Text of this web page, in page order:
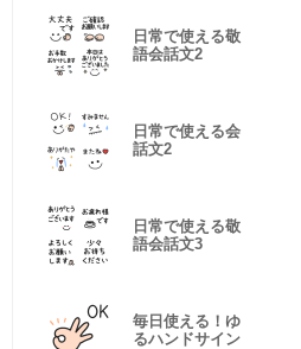
日常で使える敬
語会話文2
日常で使える会
話文2
日常で使える敬
語会話文3
毎日使える！ゆ
るハンドサイン